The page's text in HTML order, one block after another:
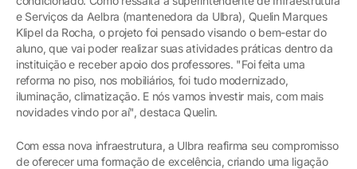
e Serviços da Aelbra (mantenedora da Ulbra), Quelin Marques
Klipel da Rocha, o projeto foi pensado visando o bem-estar do
aluno, que vai poder realizar suas atividades práticas dentro da
instituição e receber apoio dos professores. "Foi feita uma
reforma no piso, nos mobiliários, foi tudo modernizado,
iluminação, climatização. E nós vamos investir mais, com mais
novidades vindo por aí", destaca Quelin.
Com essa nova infraestrutura, a Ulbra reafirma seu compromisso
de oferecer uma formação de excelência, criando uma ligação